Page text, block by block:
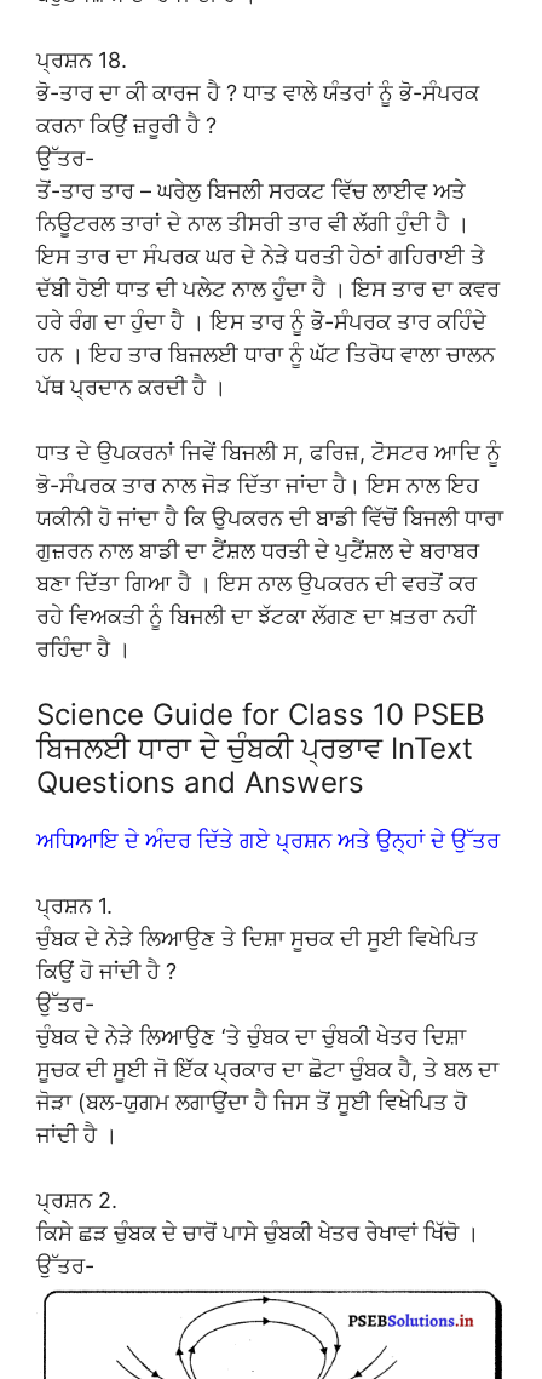
ਪ੍ਰਸ਼ਨ 18.
ਭੋ-ਤਾਰ ਦਾ ਕੀ ਕਾਰਜ ਹੈ ? ਧਾਤ ਵਾਲੇ ਯੰਤਰਾਂ ਨੂੰ ਭੋ-ਸੰਪਰਕ
ਕਰਨਾ ਕਿਉਂ ਜ਼ਰੂਰੀ ਹੈ ?
ਉੱਤਰ-
ਤੋਂ-ਤਾਰ ਤਾਰ – ਘਰੇਲੁ ਬਿਜਲੀ ਸਰਕਟ ਵਿੱਚ ਲਾਈਵ ਅਤੇ
ਨਿਊਟਰਲ ਤਾਰਾਂ ਦੇ ਨਾਲ ਤੀਸਰੀ ਤਾਰ ਵੀ ਲੱਗੀ ਹੁੰਦੀ ਹੈ ।
ਇਸ ਤਾਰ ਦਾ ਸੰਪਰਕ ਘਰ ਦੇ ਨੇੜੇ ਧਰਤੀ ਹੇਠਾਂ ਗਹਿਰਾਈ ਤੇ
ਦੱਬੀ ਹੋਈ ਧਾਤ ਦੀ ਪਲੇਟ ਨਾਲ ਹੁੰਦਾ ਹੈ । ਇਸ ਤਾਰ ਦਾ ਕਵਰ
ਹਰੇ ਰੰਗ ਦਾ ਹੁੰਦਾ ਹੈ । ਇਸ ਤਾਰ ਨੂੰ ਭੋ-ਸੰਪਰਕ ਤਾਰ ਕਹਿੰਦੇ
ਹਨ । ਇਹ ਤਾਰ ਬਿਜਲਈ ਧਾਰਾ ਨੂੰ ਘੱਟ ਤਿਰੋਧ ਵਾਲਾ ਚਾਲਨ
ਪੱਥ ਪ੍ਰਦਾਨ ਕਰਦੀ ਹੈ ।
ਧਾਤ ਦੇ ਉਪਕਰਨਾਂ ਜਿਵੇਂ ਬਿਜਲੀ ਸ, ਫਰਿਜ਼, ਟੋਸਟਰ ਆਦਿ ਨੂੰ
ਭੋ-ਸੰਪਰਕ ਤਾਰ ਨਾਲ ਜੋੜ ਦਿੱਤਾ ਜਾਂਦਾ ਹੈ। ਇਸ ਨਾਲ ਇਹ
ਯਕੀਨੀ ਹੋ ਜਾਂਦਾ ਹੈ ਕਿ ਉਪਕਰਨ ਦੀ ਬਾਡੀ ਵਿੱਚੋਂ ਬਿਜਲੀ ਧਾਰਾ
ਗੁਜ਼ਰਨ ਨਾਲ ਬਾਡੀ ਦਾ ਟੈਂਸ਼ਲ ਧਰਤੀ ਦੇ ਪੁਟੈਂਸ਼ਲ ਦੇ ਬਰਾਬਰ
ਬਣਾ ਦਿੱਤਾ ਗਿਆ ਹੈ । ਇਸ ਨਾਲ ਉਪਕਰਨ ਦੀ ਵਰਤੋਂ ਕਰ
ਰਹੇ ਵਿਅਕਤੀ ਨੂੰ ਬਿਜਲੀ ਦਾ ਝੱਟਕਾ ਲੱਗਣ ਦਾ ਖ਼ਤਰਾ ਨਹੀਂ
ਰਹਿੰਦਾ ਹੈ ।
Science Guide for Class 10 PSEB
ਬਿਜਲਈ ਧਾਰਾ ਦੇ ਚੁੰਬਕੀ ਪ੍ਰਭਾਵ InText
Questions and Answers
ਅਧਿਆਇ ਦੇ ਅੰਦਰ ਦਿੱਤੇ ਗਏ ਪ੍ਰਸ਼ਨ ਅਤੇ ਉਨ੍ਹਾਂ ਦੇ ਉੱਤਰ
ਪ੍ਰਸ਼ਨ 1.
ਚੁੰਬਕ ਦੇ ਨੇੜੇ ਲਿਆਉਣ ਤੇ ਦਿਸ਼ਾ ਸੂਚਕ ਦੀ ਸੂਈ ਵਿਖੇਪਿਤ
ਕਿਉਂ ਹੋ ਜਾਂਦੀ ਹੈ ?
ਉੱਤਰ-
ਚੁੰਬਕ ਦੇ ਨੇੜੇ ਲਿਆਉਣ ‘ਤੇ ਚੁੰਬਕ ਦਾ ਚੁੰਬਕੀ ਖੇਤਰ ਦਿਸ਼ਾ
ਸੂਚਕ ਦੀ ਸੂਈ ਜੋ ਇੱਕ ਪ੍ਰਕਾਰ ਦਾ ਛੋਟਾ ਚੁੰਬਕ ਹੈ, ਤੇ ਬਲ ਦਾ
ਜੋੜਾ (ਬਲ-ਯੁਗਮ ਲਗਾਉਂਦਾ ਹੈ ਜਿਸ ਤੋਂ ਸੂਈ ਵਿਖੇਪਿਤ ਹੋ
ਜਾਂਦੀ ਹੈ ।
ਪ੍ਰਸ਼ਨ 2.
ਕਿਸੇ ਛੜ ਚੁੰਬਕ ਦੇ ਚਾਰੋਂ ਪਾਸੇ ਚੁੰਬਕੀ ਖੇਤਰ ਰੇਖਾਵਾਂ ਖਿੱਚੋ ।
ਉੱਤਰ-